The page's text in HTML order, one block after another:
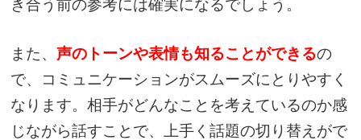
き合う前の参考には確実になるでしょう。
また、声のトーンや表情も知ることができるの
で、コミュニケーションがスムーズにとりやすく
なります。相手がどんなことを考えているのか感
じながら話すことで、上手く話題の切り替えがで